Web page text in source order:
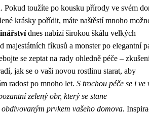
Pokud toužíte po kousku přírody ve svém
krásky pořídit, máte naštěstí mnoho
dnes nabízí širokou škálu velkých
majestátních fíkusů a monster po elegantní
se zeptat na rady ohledně péče –
jak se o vaši novou rostlinu starat, aby
radost po mnoho let. S trochou péče se i ve
zelený obr, který se stane
prvkem vašeho domova.